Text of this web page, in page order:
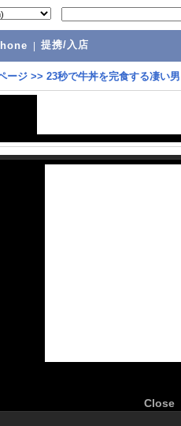
提携/入店
ージ >> 23秒で牛丼を完食する凄い男
Close